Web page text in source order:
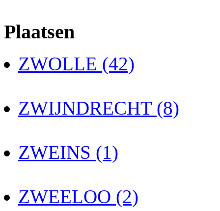
Plaatsen
ZWOLLE (42)
ZWIJNDRECHT (8)
ZWEINS (1)
ZWEELOO (2)